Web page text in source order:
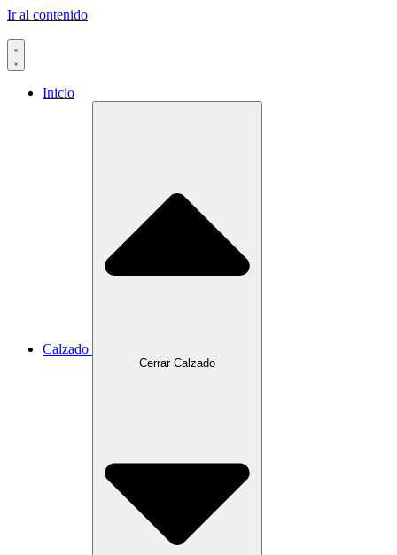
Ir al contenido
Inicio
Calzado
Cerrar Calzado